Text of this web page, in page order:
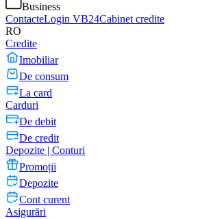
Business
ContacteLogin VB24Cabinet credite
RO
Credite
Imobiliar
De consum
La card
Carduri
De debit
De credit
Depozite | Conturi
Promoții
Depozite
Cont curent
Asigurări